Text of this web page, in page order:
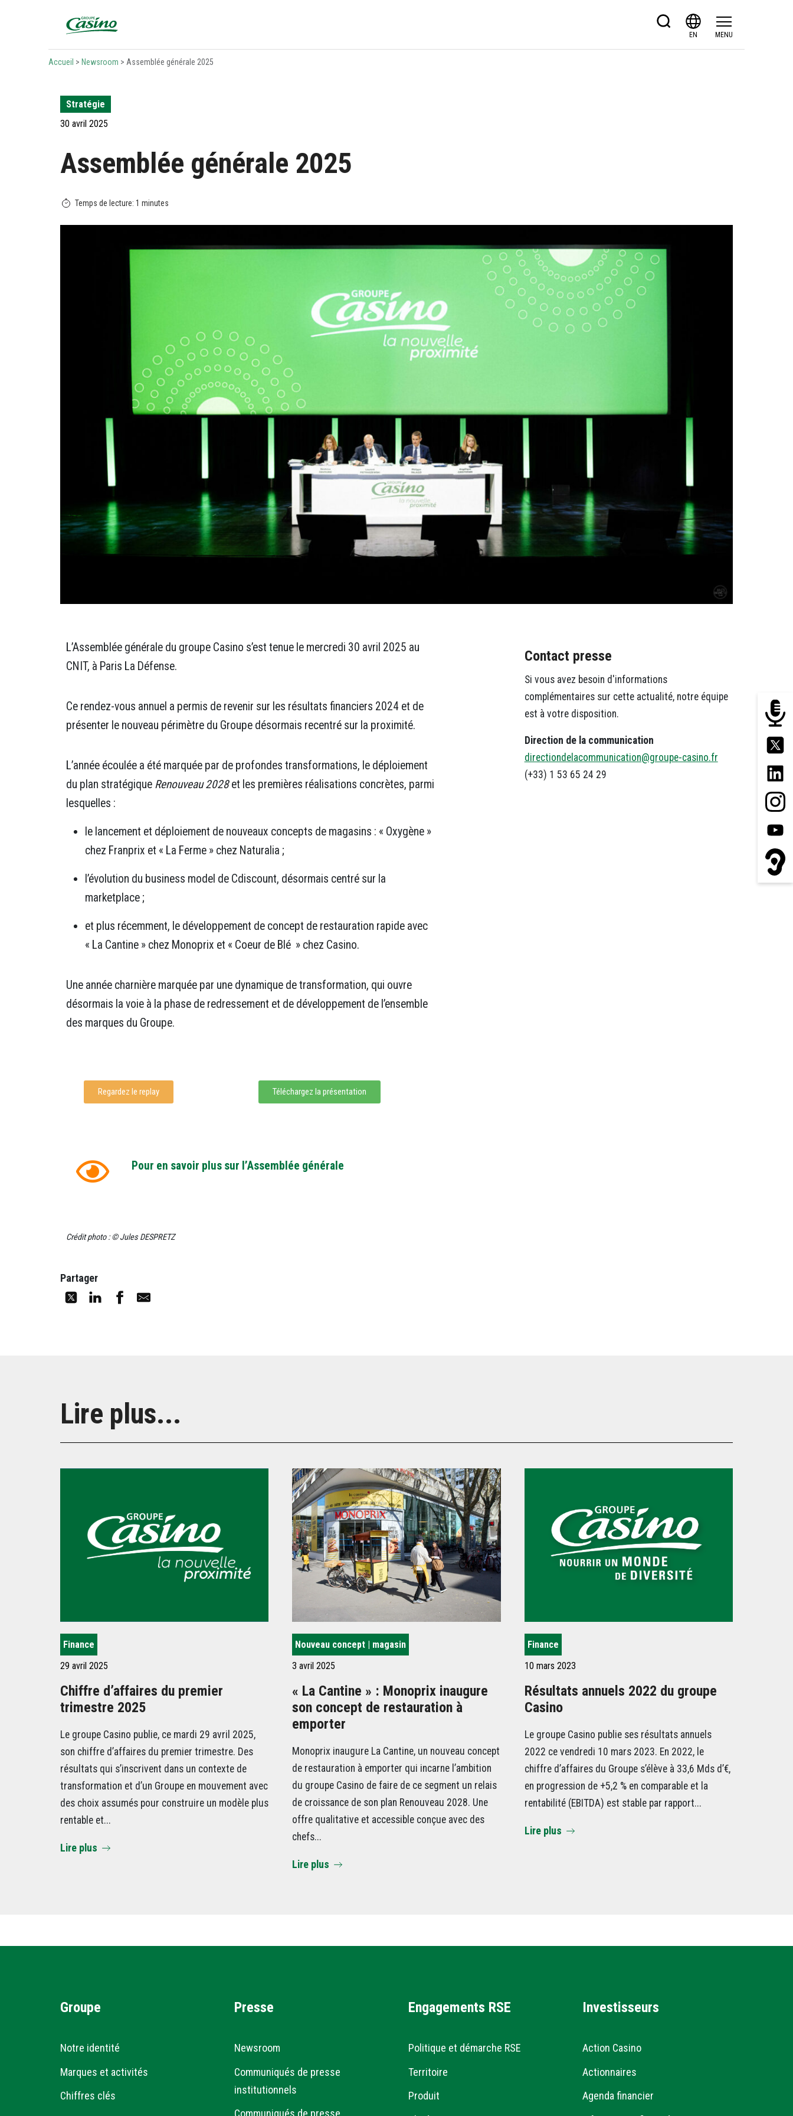
Bienvenue sur le site du Groupe Casino
EN MENU
Accueil > Newsroom > Assemblée générale 2025
Stratégie
30 avril 2025
Assemblée générale 2025
L’Assemblée générale du groupe Casino s’est tenue le mercredi 30 avril 2025 au
CNIT, à Paris La Défense.
Ce rendez-vous annuel a permis de revenir sur les résultats financiers 2024 et de
présenter le nouveau périmètre du Groupe désormais recentré sur la proximité.
L’année écoulée a été marquée par de profondes transformations, le déploiement
du plan stratégique Renouveau 2028et les premières réalisations concrètes, parmi
lesquelles :
le lancement et déploiement de nouveaux concepts de magasins : « Oxygène »
chez Franprix et « La Ferme » chez Naturalia ;
l’évolution du business model de Cdiscount, désormais centré sur la
marketplace ;
et plus récemment, le développement de concept de restauration rapide avec
« La Cantine » chez Monoprix et « Coeur de Blé » chez Casino.
Une année charnière marquée par une dynamique de transformation, qui ouvre
désormais la voie à la phase de redressement et de développement de l’ensemble
des marques du Groupe.
Regardez le replay Téléchargez la présentation
Pour en savoir plus sur l’Assemblée générale
Crédit photo : © Jules DESPRETZ
Partager
Contact presse
Si vous avez besoin d'informations
complémentaires sur cette actualité, notre équipe
est à votre disposition.
Direction de la communication
directiondelacommunication@groupe-casino.fr
(+33) 1 53 65 24 29
Lire plus...
Finance
29 avril 2025
Chiffre d’affaires du premier
trimestre 2025
Le groupe Casino publie, ce mardi 29 avril 2025,
son chiffre d’affaires du premier trimestre. Des
résultats qui s’inscrivent dans un contexte de
transformation et d’un Groupe en mouvement avec
des choix assumés pour construire un modèle plus
rentable et...
Lire plus
Nouveau concept | magasin
3 avril 2025
« La Cantine » : Monoprix inaugure
son concept de restauration à
emporter
Monoprix inaugure La Cantine, un nouveau concept
de restauration à emporter qui incarne l’ambition
du groupe Casino de faire de ce segment un relais
de croissance de son plan Renouveau 2028. Une
offre qualitative et accessible conçue avec des
chefs...
Lire plus
Finance
10 mars 2023
Résultats annuels 2022 du groupe
Casino
Le groupe Casino publie ses résultats annuels
2022 ce vendredi 10 mars 2023. En 2022, le
chiffre d’affaires du Groupe s’élève à 33,6 Mds d’€,
en progression de +5,2 % en comparable et la
rentabilité (EBITDA) est stable par rapport...
Lire plus
Groupe
Notre identité
Marques et activités
Chiffres clés
Presse
Newsroom
Communiqués de presse
institutionnels
Communiqués de presse
Engagements RSE
Politique et démarche RSE
Territoire
Produit
Investisseurs
Action Casino
Actionnaires
Agenda financier